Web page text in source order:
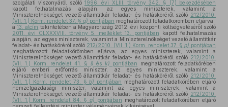
szolgálati viszonyáról szóló 1996. évi XLIII. törvény 342. § (7) bekezdésében
kapott felhatalmazás alapján, az egyes miniszterek, valamint a
Miniszterelnökséget vezető államtitkár feladat- és hatásköréről szóló 212/2010.
(VII. 1.) Korm. rendelet 37. § q) pontjában meghatározott feladatkörömben eljárva,
a13. alcím tekintetében a Magyarország 2012. évi központi költségvetéséről szóló
2011. évi CLXXXVIII. törvény 5. melléklet 13. pontjában kapott felhatalmazás
alapján, az egyes miniszterek, valamint a Miniszterelnökséget vezető államtitkár
feladat- és hatásköréről szóló 212/2010. (VII. 1.) Korm. rendelet 37. § p) pontjában
meghatározott feladatkörömben eljárva, az egyes miniszterek, valamint a
Miniszterelnökséget vezető államtitkár feladat- és hatásköréről szóló 212/2010.
(VII. 1.) Korm. rendelet 41. § i) és k) pontjában meghatározott feladatkörében
eljáró emberi erőforrás miniszter, az egyes miniszterek, valamint a
Miniszterelnökséget vezető államtitkár feladat- és hatásköréről szóló 212/2010.
(VII. 1.) Korm. rendelet 73. §b) pontjában meghatározott feladatkörében eljáró
nemzetgazdasági miniszter, valamint az egyes miniszterek, valamint a
Miniszterelnökséget vezető államtitkár feladat- és hatásköréről szóló 212/2010.
(VII. 1.) Korm. rendelet 84. §a) pontjában meghatározott feladatkörében eljáró